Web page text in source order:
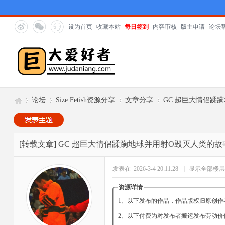
设为首页 收藏本站 每日签到 内容审核 版主申请 论坛
巨»
论坛
›
Size Fetish资源分享
›
文章分享
›
GC 超巨大情侣蹂
[转载文章] GC 超巨大情侣蹂躏地球并用射O毁灭人类的故
发表在 2026-3-4 20:11:28 显示全部楼层
资源详情
1、以下发布的作品，作品版权归原创
2、以下付费为对发布者搬运发布劳动